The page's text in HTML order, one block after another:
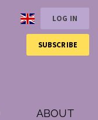
SUBSCRIBE
LOG IN
ABOUT